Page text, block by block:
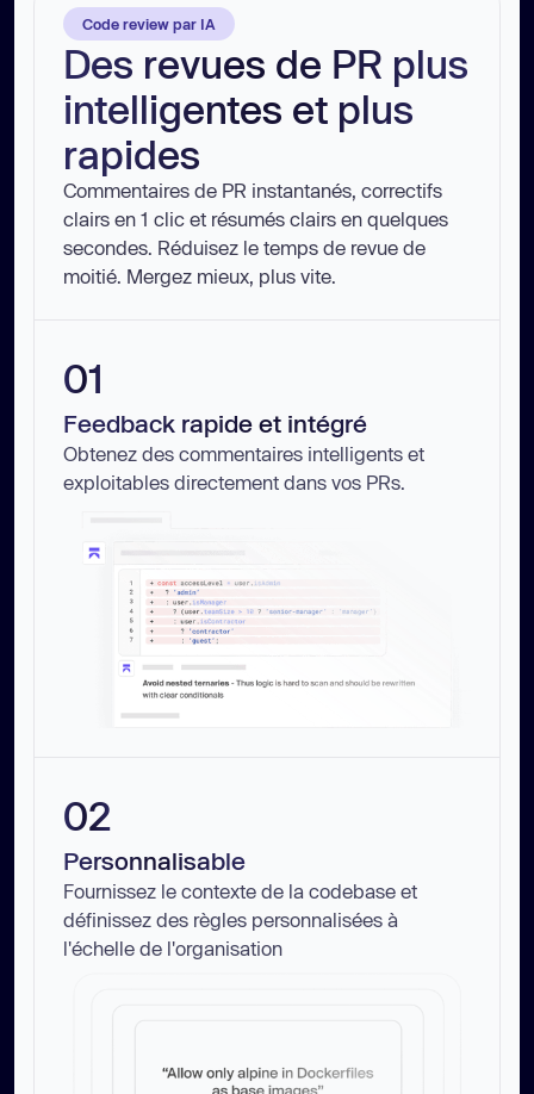
Code review par IA
Des revues de PR plus
intelligentes et plus
rapides
Commentaires de PR instantanés, correctifs
clairs en 1 clic et résumés clairs en quelques
secondes. Réduisez le temps de revue de
moitié. Mergez mieux, plus vite.
01
Feedback rapide et intégré
Obtenez des commentaires intelligents et
exploitables directement dans vos PRs.
02
Personnalisable
Fournissez le contexte de la codebase et
définissez des règles personnalisées à
l'échelle de l'organisation